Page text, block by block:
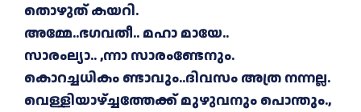
തൊഴുത് കയറി.
അമ്മേ..ഭഗവതീ.. മഹാ മായേ..
സാരംല്യാ.. ,ന്നാ സാരംണ്ടേനും.
കൊറച്ചധികം ണ്ടാവും..ദിവസം അത്ര നന്നല്ല.
വെള്ളിയാഴ്ച്ചത്തേക്ക് മുഴുവനും പൊന്തും.,